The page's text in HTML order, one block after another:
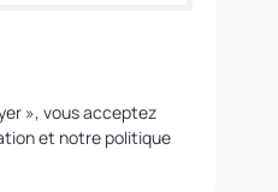
», vous acceptez
et notre politique